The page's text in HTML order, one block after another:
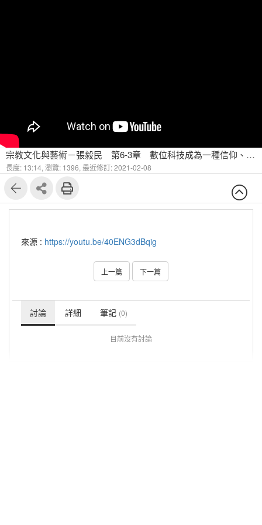
宗教文化與藝術－張毅民 第6-3章 數位科技成為一種信仰、甚至宗教(一)
長度: 13:14, 瀏覽: 1396, 最近修訂: 2021-02-08
來源 : https://youtu.be/40ENG3dBqig
上一篇 下一篇
討論 詳細 筆記 (0)
目前沒有討論